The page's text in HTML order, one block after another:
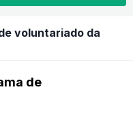
voluntariado da
de